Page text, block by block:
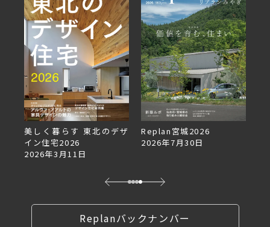
美しく暮らす 東北のデザ
イン住宅2026
2026年3月11日
Replan宮城2026
2026年7月30日
Replanバックナンバー